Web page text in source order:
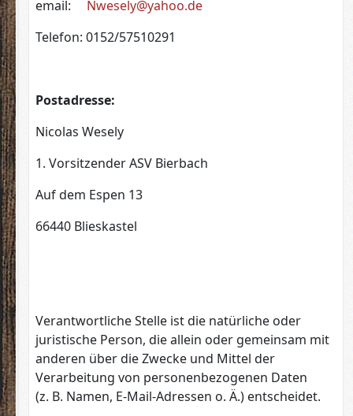
email: Nwesely@yahoo.de
Telefon: 0152/57510291
Postadresse:
Nicolas Wesely
1. Vorsitzender ASV Bierbach
Auf dem Espen 13
66440 Blieskastel
Verantwortliche Stelle ist die natürliche oder
juristische Person, die allein oder gemeinsam mit
anderen über die Zwecke und Mittel der
Verarbeitung von personenbezogenen Daten
(z. B. Namen, E-Mail-Adressen o. Ä.) entscheidet.